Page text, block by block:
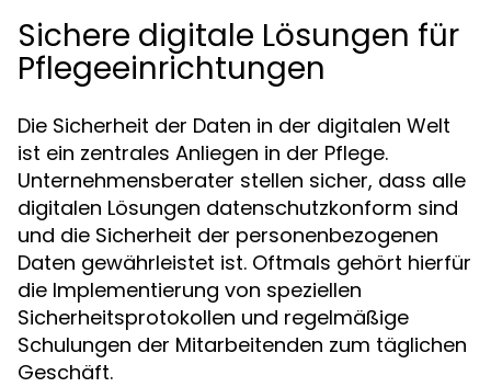
Sichere digitale Lösungen für
Pflegeeinrichtungen
Die Sicherheit der Daten in der digitalen Welt
ist ein zentrales Anliegen in der Pflege.
Unternehmensberater stellen sicher, dass alle
digitalen Lösungen datenschutzkonform sind
und die Sicherheit der personenbezogenen
Daten gewährleistet ist. Oftmals gehört hierfür
die Implementierung von speziellen
Sicherheitsprotokollen und regelmäßige
Schulungen der Mitarbeitenden zum täglichen
Geschäft.